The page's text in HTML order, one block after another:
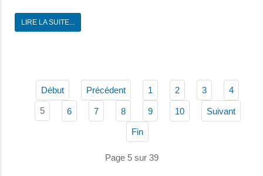
LIRE LA SUITE...
Début Précédent 1 2 3 4
5 6 7 8 9 10 Suivant
Fin
Page 5 sur 39